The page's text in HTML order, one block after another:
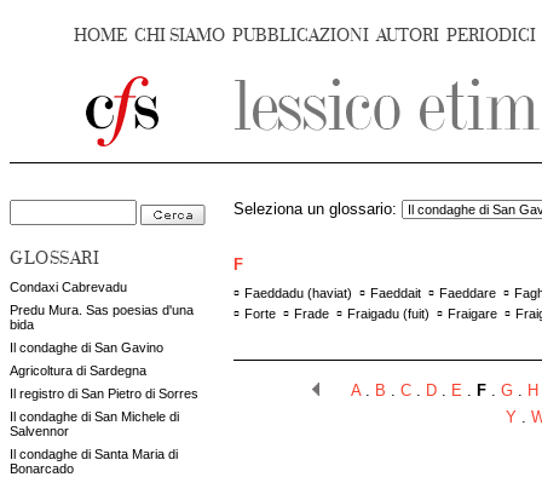
HOME CHI SIAMO PUBBLICAZIONI AUTORI PERIODICI
GLOSSARI
Condaxi Cabrevadu
Predu Mura. Sas poesias d'una
bida
Il condaghe di San Gavino
Agricoltura di Sardegna
Il registro di San Pietro di Sorres
Il condaghe di San Michele di
Salvennor
Il condaghe di Santa Maria di
Bonarcado
Seleziona un glossario:
F
▫ Faeddadu (haviat) ▫ Faeddait ▫ Faeddare ▫
▫ Forte ▫ Frade ▫ Fraigadu (fuit) ▫ Fraigare ▫
A. B . C. D. E . F. G. H
Y .